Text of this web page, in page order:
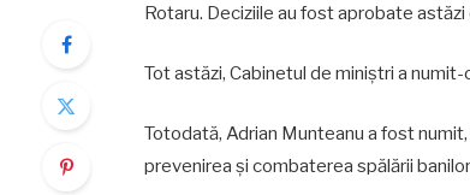
Rotaru. Deciziile au fost aprobate
Tot astăzi, Cabinetul de miniștri a
Totodată, Adrian Munteanu a fost
prevenirea și combaterea spălării